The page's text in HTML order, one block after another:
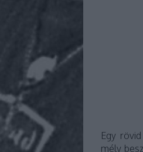
Egy
mély